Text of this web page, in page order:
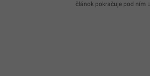
článok pokračuje pod ním ↓